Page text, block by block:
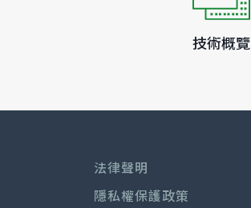
技術概覽
法律聲明
隱私權保護政策